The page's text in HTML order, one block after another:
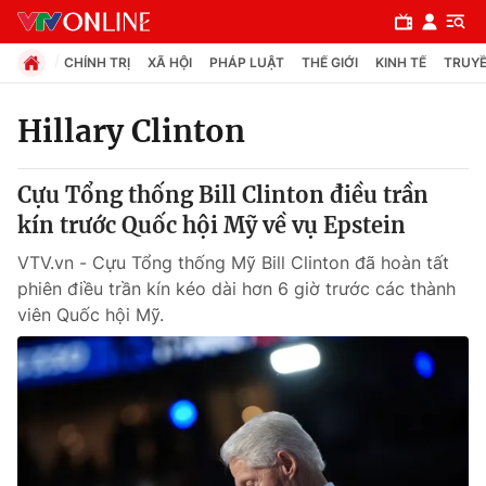
Chuyên mục
Chính trị
Xã hội
Pháp luật
Thế giới
CHÍNH TRỊ XÃ HỘI PHÁP LUẬT THẾ GIỚI KINH TẾ
Hillary Clinton
Cựu Tổng thống Bill Clinton điều trần
kín trước Quốc hội Mỹ về vụ Epstein
VTV.vn - Cựu Tổng thống Mỹ Bill Clinton đã hoàn tất
phiên điều trần kín kéo dài hơn 6 giờ trước các thành
viên Quốc hội Mỹ.